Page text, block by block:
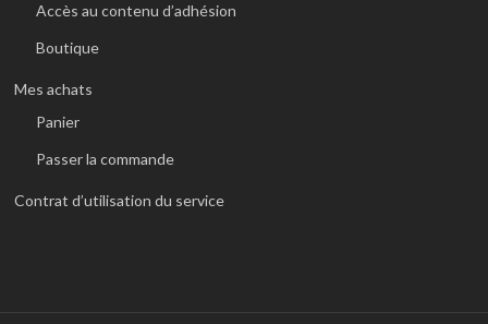
Accès au contenu d’adhésion
Boutique
Mes achats
Panier
Passer la commande
Contrat d’utilisation du service